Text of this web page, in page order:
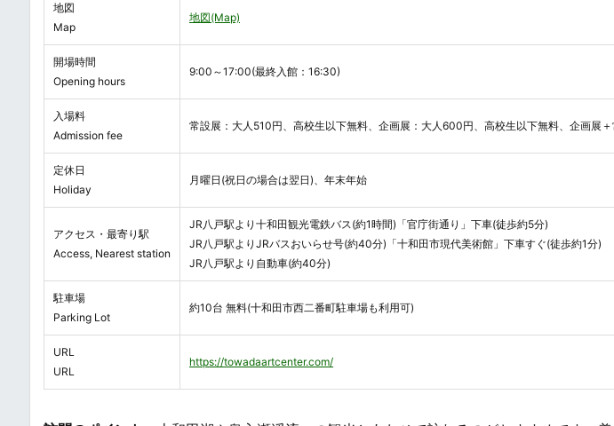
地図
Map
地図(Map)
開場時間
Opening hours
9:00～17:00(最終入館：16:30)
入場料
Admission fee
常設展：大人510円、高校生以下無料、企画展：大人600円、高校生以下無料、企画展
定休日
Holiday
月曜日(祝日の場合は翌日)、年末年始
アクセス・最寄り駅
Access, Nearest station
JR八戸駅より十和田観光電鉄バス(約1時間)「官庁街通り」下車(徒歩約5分)
JR八戸駅よりJRバスおいらせ号(約40分)「十和田市現代美術館」下車すぐ(徒歩約1分)
JR八戸駅より自動車(約40分)
駐車場
Parking Lot
約10台 無料(十和田市西二番町駐車場も利用可)
URL
URL
https://towadaartcenter.com/